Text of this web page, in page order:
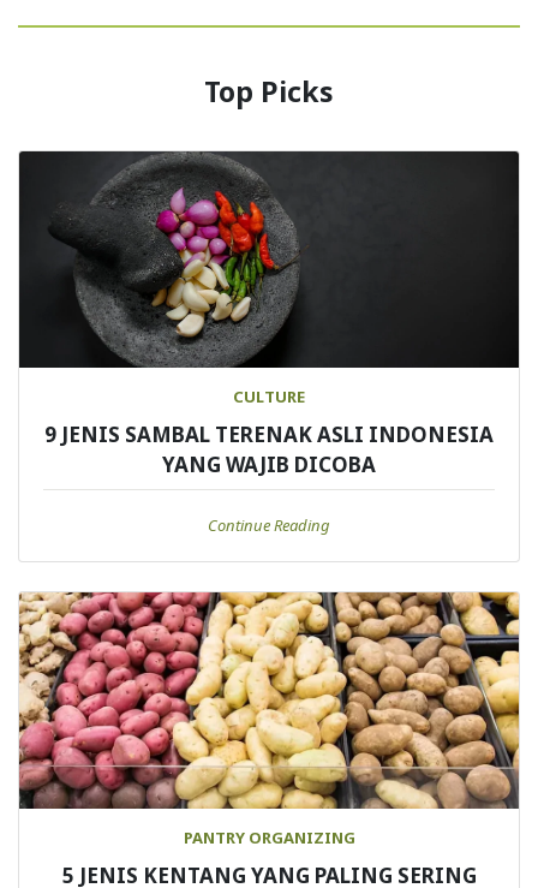
Top Picks
CULTURE
9 JENIS SAMBAL TERENAK ASLI INDONESIA
YANG WAJIB DICOBA
Continue Reading
PANTRY ORGANIZING
5 JENIS KENTANG YANG PALING SERING